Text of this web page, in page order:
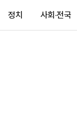
정치 사회·전국